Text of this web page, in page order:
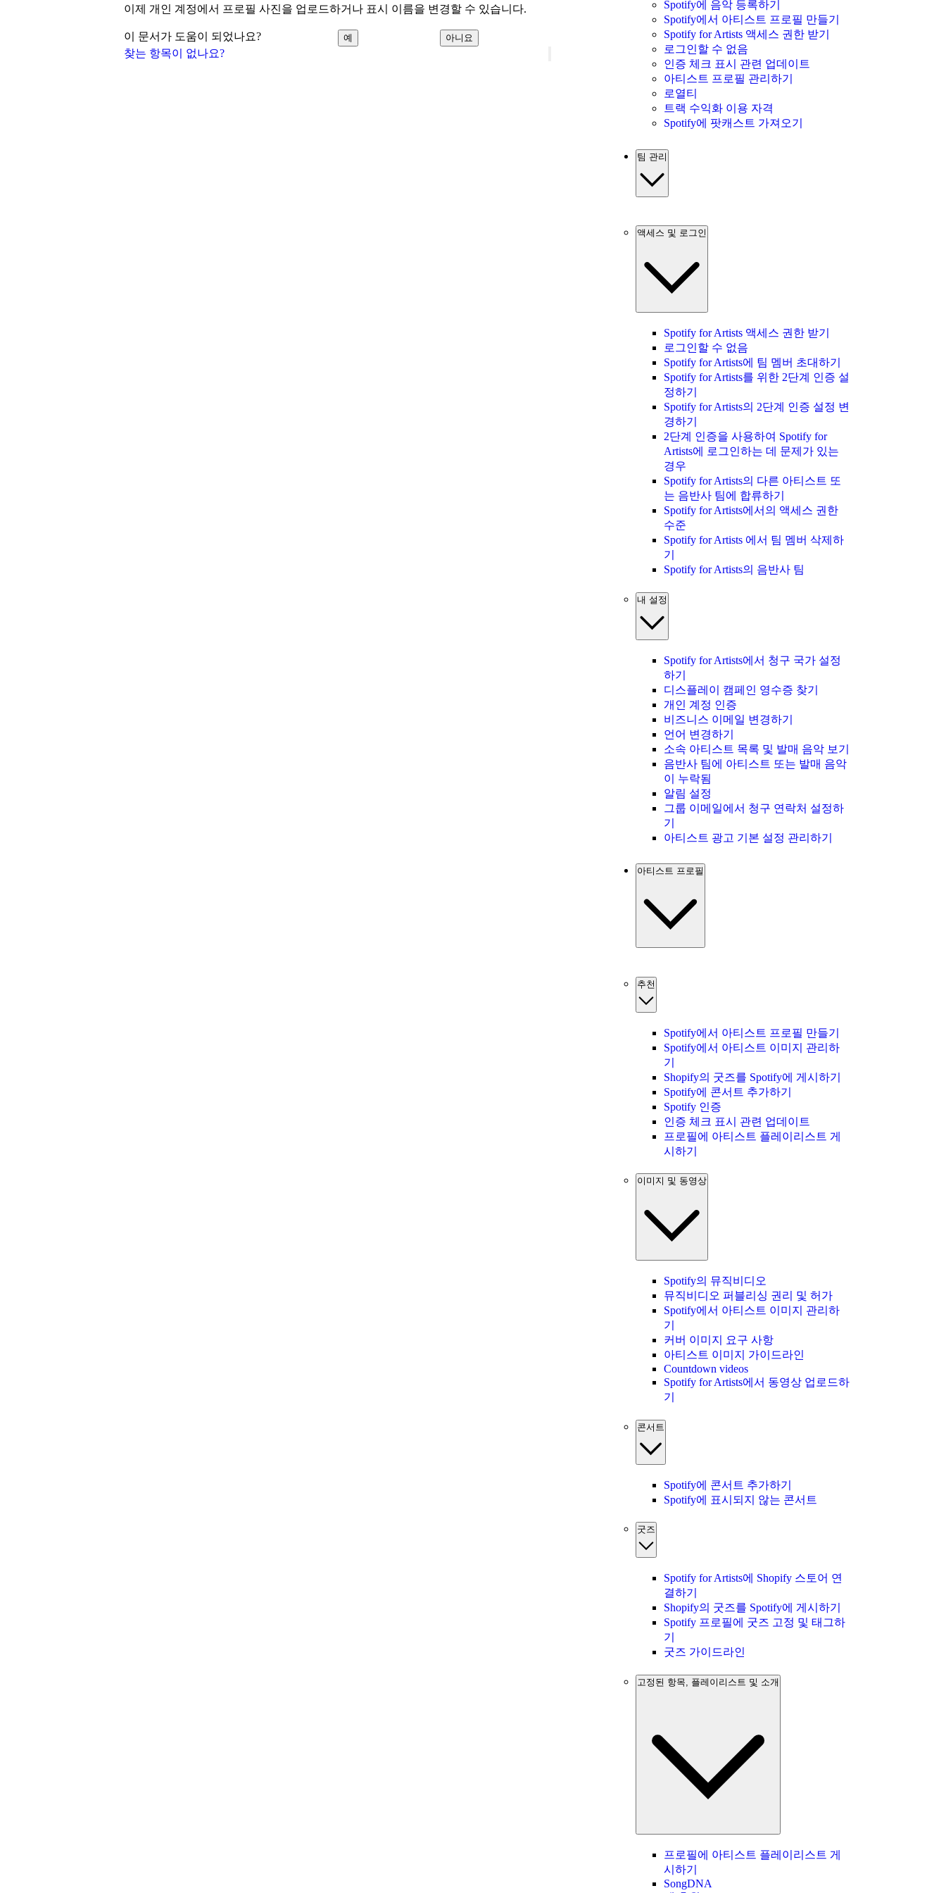
찾는 항목이 없나요?
이제 개인 계정에서 프로필 사진을 업로드하거나 표시 이름을 변경할 수 있습니다.
이 문서가 도움이 되었나요? 예 아니요
Spotify에 음악 등록하기
Spotify에서 아티스트 프로필 만들기
Spotify for Artists 액세스 권한 받기
로그인할 수 없음
인증 체크 표시 관련 업데이트
아티스트 프로필 관리하기
로열티
트랙 수익화 이용 자격
Spotify에 팟캐스트 가져오기
팀 관리
액세스 및 로그인
Spotify for Artists 액세스 권한 받기
로그인할 수 없음
Spotify for Artists에 팀 멤버 초대하기
Spotify for Artists를 위한 2단계 인증 설
정하기
Spotify for Artists의 2단계 인증 설정 변
경하기
2단계 인증을 사용하여 Spotify for
Artists에 로그인하는 데 문제가 있는
경우
Spotify for Artists의 다른 아티스트 또
는 음반사 팀에 합류하기
Spotify for Artists에서의 액세스 권한
수준
Spotify for Artists 에서 팀 멤버 삭제하
기
Spotify for Artists의 음반사 팀
내 설정
Spotify for Artists에서 청구 국가 설정
하기
디스플레이 캠페인 영수증 찾기
개인 계정 인증
비즈니스 이메일 변경하기
언어 변경하기
소속 아티스트 목록 및 발매 음악 보기
음반사 팀에 아티스트 또는 발매 음악
이 누락됨
알림 설정
그룹 이메일에서 청구 연락처 설정하
기
아티스트 광고 기본 설정 관리하기
아티스트 프로필
추천
Spotify에서 아티스트 프로필 만들기
Spotify에서 아티스트 이미지 관리하
기
Shopify의 굿즈를 Spotify에 게시하기
Spotify에 콘서트 추가하기
Spotify 인증
인증 체크 표시 관련 업데이트
프로필에 아티스트 플레이리스트 게
시하기
이미지 및 동영상
Spotify의 뮤직비디오
뮤직비디오 퍼블리싱 권리 및 허가
Spotify에서 아티스트 이미지 관리하
기
커버 이미지 요구 사항
아티스트 이미지 가이드라인
Countdown videos
Spotify for Artists에서 동영상 업로드하
기
콘서트
Spotify에 콘서트 추가하기
Spotify에 표시되지 않는 콘서트
굿즈
Spotify for Artists에 Shopify 스토어 연
결하기
Shopify의 굿즈를 Spotify에 게시하기
Spotify 프로필에 굿즈 고정 및 태그하
기
굿즈 가이드라인
고정된 항목, 플레이리스트 및 소개
프로필에 아티스트 플레이리스트 게
시하기
SongDNA